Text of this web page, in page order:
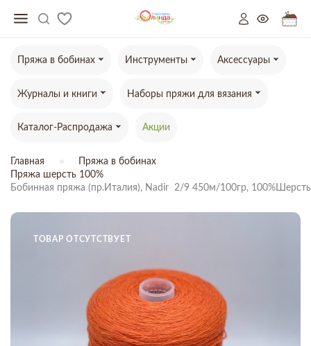
Пряжа в бобинах Инструменты Аксессуары
Журналы и книги Наборы пряжи для вязания
Каталог-Распродажа Акции
Главная
Пряжа в бобинах
Пряжа шерсть 100%
Бобинная пряжа (пр.Италия), Nadir  2/9 450м/100гр,
ТОВАР ОТСУТСТВУЕТ